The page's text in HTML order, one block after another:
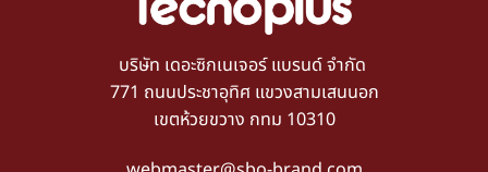
บริษัท เดอะซิกเนเจอร์ แบรนด์ จำกัด
771 ถนนประชาอุทิศ แขวงสามเสนนอก
เขตห้วยขวาง กทม 10310